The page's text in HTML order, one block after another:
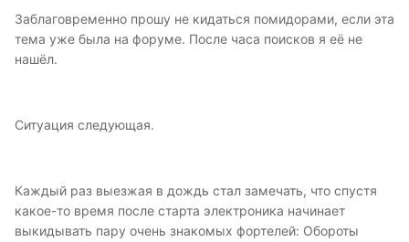
Заблаговременно прошу не кидаться помидорами, если эта
тема уже была на форуме. После часа поисков я её не
нашёл.
Ситуация следующая.
Каждый раз выезжая в дождь стал замечать, что спустя
какое-то время после старта электроника начинает
выкидывать пару очень знакомых фортелей: Обороты